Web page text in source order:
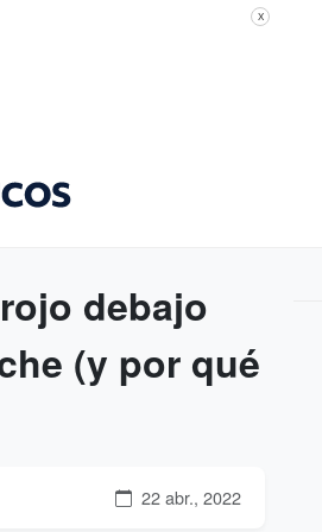
X
debajo
(y por qué
22 abr., 2022